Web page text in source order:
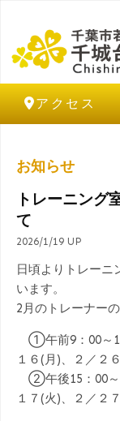
アクセス
お知らせ
トレーニング
て
2026/1/19 UP
日頃よりトレーニ
います。
2月のトレーナー
①午前9：00～
１６(月)、２／２
②午後15：00～
１７(火)、２／２